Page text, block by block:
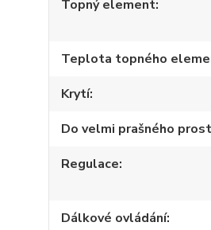
Topný element
Teplota topného
Krytí
Do velmi prašného
Regulace
Dálkové ovládání